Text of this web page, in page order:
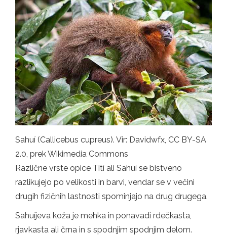
Sahuí (Callicebus cupreus). Vir: Davidwfx, CC BY-SA
2.0, prek Wikimedia Commons
Različne vrste opice Tití ali Sahuí se bistveno
razlikujejo po velikosti in barvi, vendar se v večini
drugih fizičnih lastnosti spominjajo na drug drugega.
Sahuíjeva koža je mehka in ponavadi rdečkasta,
rjavkasta ali črna in s spodnjim spodnjim delom.